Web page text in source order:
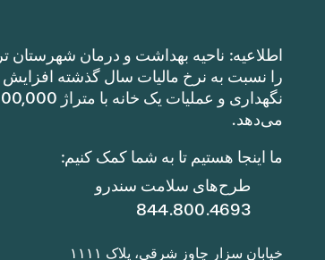
اطلاعیه: ناحیه بهداشت و درمان شهرستان
می‌دهد.
ما اینجا هستیم تا به شما کمک کنیم:
طرح‌های سلامت سندرو
844.800.4693
خیابان سزار چاوز شرقی، پلاک ۱۱۱۱